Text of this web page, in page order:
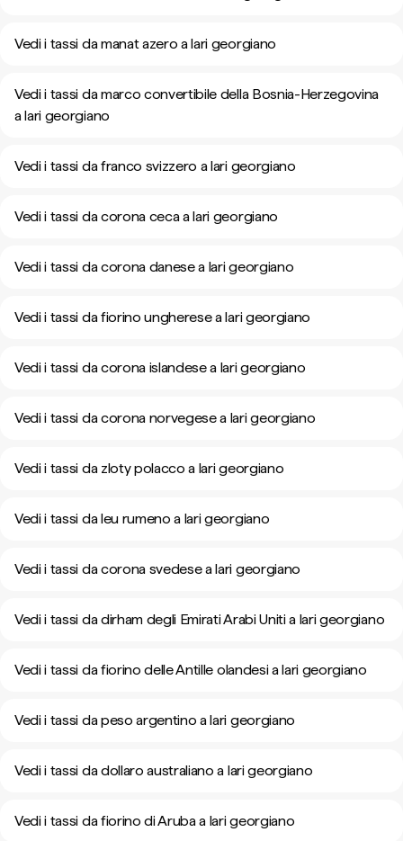
Vedi i tassi da manat azero a lari georgiano
Vedi i tassi da marco convertibile della Bosnia-Herzegovina
a lari georgiano
Vedi i tassi da franco svizzero a lari georgiano
Vedi i tassi da corona ceca a lari georgiano
Vedi i tassi da corona danese a lari georgiano
Vedi i tassi da fiorino ungherese a lari georgiano
Vedi i tassi da corona islandese a lari georgiano
Vedi i tassi da corona norvegese a lari georgiano
Vedi i tassi da zloty polacco a lari georgiano
Vedi i tassi da leu rumeno a lari georgiano
Vedi i tassi da corona svedese a lari georgiano
Vedi i tassi da dirham degli Emirati Arabi Uniti a lari georgiano
Vedi i tassi da fiorino delle Antille olandesi a lari georgiano
Vedi i tassi da peso argentino a lari georgiano
Vedi i tassi da dollaro australiano a lari georgiano
Vedi i tassi da fiorino di Aruba a lari georgiano